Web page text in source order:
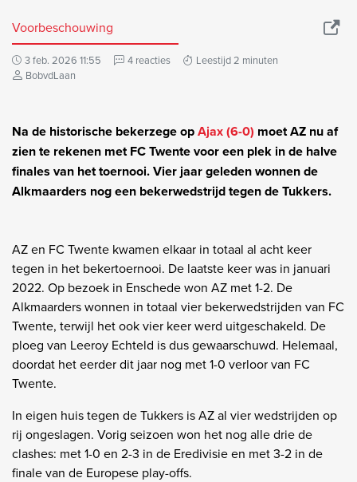
Voorbeschouwing
3 feb. 2026 11:55 4 reacties
Leestijd 2 minuten
BobvdLaan
Na de historische bekerzege opAjax (6-0) moet AZ nu af
zien te rekenen met FC Twente voor een plek in de halve
finales van het toernooi. Vier jaar geleden wonnen de
Alkmaarders nog een bekerwedstrijd tegen de Tukkers.
AZ en FC Twente kwamen elkaar in totaal al acht keer
tegen in het bekertoernooi. De laatste keer was in januari
2022. Op bezoek in Enschede won AZ met 1-2. De
Alkmaarders wonnen in totaal vier bekerwedstrijden van FC
Twente, terwijl het ook vier keer werd uitgeschakeld. De
ploeg van Leeroy Echteld is dus gewaarschuwd. Helemaal,
doordat het eerder dit jaar nog met 1-0 verloor van FC
Twente.
In eigen huis tegen de Tukkers is AZ al vier wedstrijden op
rij ongeslagen. Vorig seizoen won het nog alle drie de
clashes: met 1-0 en 2-3 in de Eredivisie en met 3-2 in de
finale van de Europese play-offs.